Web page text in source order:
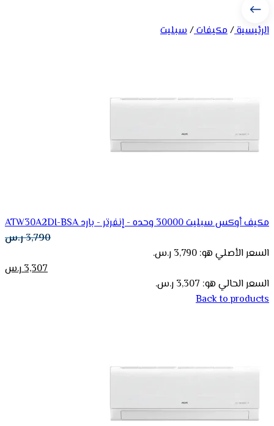
الرئيسية/مكيفات/سبليت
مكيف أوكس سبلیت 30000 وحده - إنفرتر - بارد ATW30A2DI-BSA
3,790ر.س
السعر الأصلي هو: 3,790 ر.س.
3,307ر.س
السعر الحالي هو: 3,307 ر.س.
Back to products